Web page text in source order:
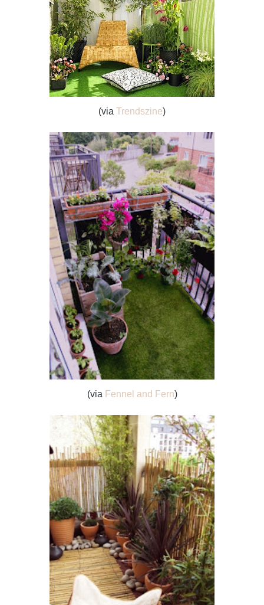
(via Trendszine)
(via Fennel and Fern)